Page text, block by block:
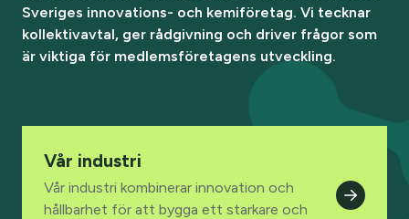
Sveriges innovations- och kemiföretag. Vi tecknar
kollektivavtal, ger rådgivning och driver frågor som
är viktiga för medlemsföretagens utveckling.
Vår industri
Vår industri kombinerar innovation och
hållbarhet för att bygga ett starkare och